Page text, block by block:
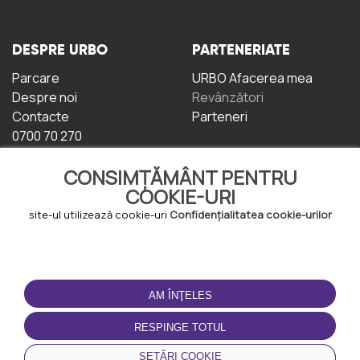
CONSIMȚĂMÂNT PENTRU
COOKIE-URI
site-ul utilizează cookie-uri Confidențialitatea cookie-urilor
AM ÎNŢELES
RESPINGE TOTUL
SETĂRI COOKIE
DESPRE URBO
Parcare
Despre noi
Contacte
0700 70 270
PARTENERIATE
URBO Afacerea mea
Revânzători
Parteneri
TERMENI DE UTILIZARE
Termeni și condiții
Politica de
Confidențialitate
Politica de cookie-uri
DESCĂRCAȚI
APLICAȚIA